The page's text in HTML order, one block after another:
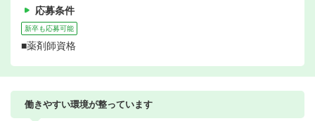
応募条件
新卒も応募可能
■薬剤師資格
働きやすい環境が整っています